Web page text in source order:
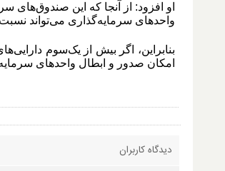
او افزود: از آنجا که این صندوق‌های
واحدهای سرمایه‌گذاری می‌تواند
امکان صدور و ابطال واحدهای
دیدگاه کاربران